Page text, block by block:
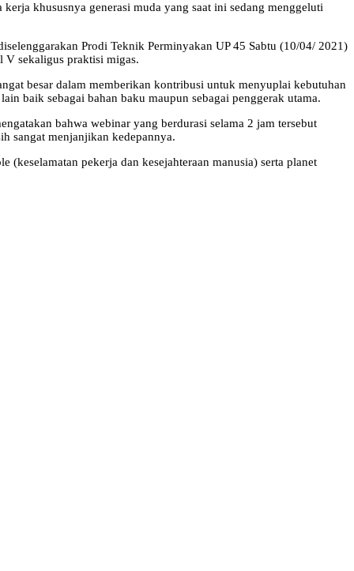
khususnya generasi muda yang saat ini sedang menggeluti
Prodi Teknik Perminyakan UP 45 Sabtu (10/04/ 2021)
V sekaligus praktisi migas.
besar dalam memberikan kontribusi untuk menyuplai kebutuhan
baik sebagai bahan baku maupun sebagai penggerak utama.
bahwa webinar yang berdurasi selama 2 jam tersebut
sangat menjanjikan kedepannya.
pekerja dan kesejahteraan manusia) serta planet